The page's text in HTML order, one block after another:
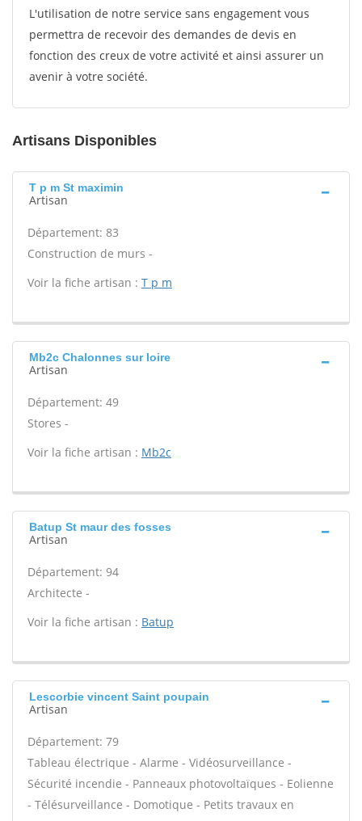
L'utilisation de notre service sans engagement vous
permettra de recevoir des demandes de devis en
fonction des creux de votre activité et ainsi assurer un
avenir à votre société.
Artisans Disponibles
T p m St maximin
Artisan
Département: 83
Construction de murs -
Voir la fiche artisan : T p m
Mb2c Chalonnes sur loire
Artisan
Département: 49
Stores -
Voir la fiche artisan : Mb2c
Batup St maur des fosses
Artisan
Département: 94
Architecte -
Voir la fiche artisan : Batup
Lescorbie vincent Saint poupain
Artisan
Département: 79
Tableau électrique - Alarme - Vidéosurveillance -
Sécurité incendie - Panneaux photovoltaïques - Eolienne
- Télésurveillance - Domotique - Petits travaux en